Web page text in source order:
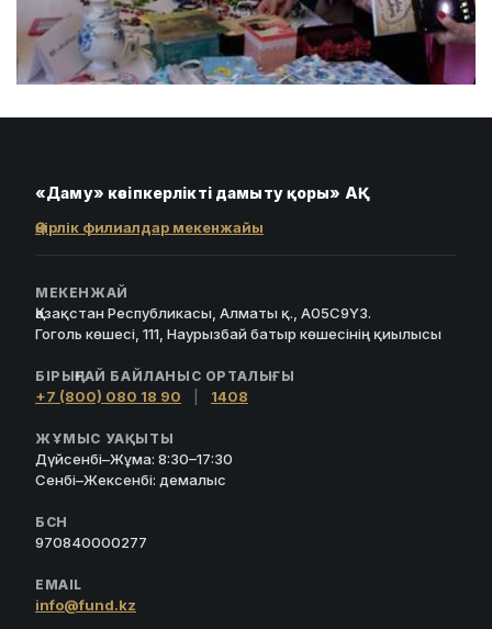
«Даму» кәсіпкерлікті дамыту қоры» АҚ
Өңірлік филиалдар мекенжайы
МЕКЕНЖАЙ
Қазақстан Республикасы, Алматы қ., A05C9Y3.
Гоголь көшесі, 111, Наурызбай батыр көшесінің қиылысы
БІРЫҢҒАЙ БАЙЛАНЫС ОРТАЛЫҒЫ
+7 (800) 080 18 90 1408
ЖҰМЫС УАҚЫТЫ
Дүйсенбі–Жұма: 8:30–17:30
Сенбі–Жексенбі: демалыс
БСН
970840000277
EMAIL
info@fund.kz